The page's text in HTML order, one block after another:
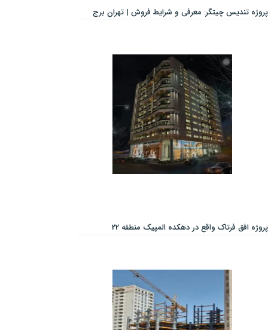
پروژه تندیس چیتگر: معرفی و شرایط فروش | تهران برج
پروژه افق فرتاک واقع در دهکده المپیک منطقه 22